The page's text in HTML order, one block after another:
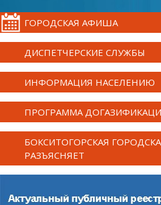
ГОРОДСКАЯ АФИША
ДИСПЕТЧЕРСКИЕ СЛУЖБЫ
ИНФОРМАЦИЯ НАСЕЛЕНИЮ
ПРОГРАММА
БОКСИТОГОРСКАЯ
РАЗЪЯСНЯЕТ